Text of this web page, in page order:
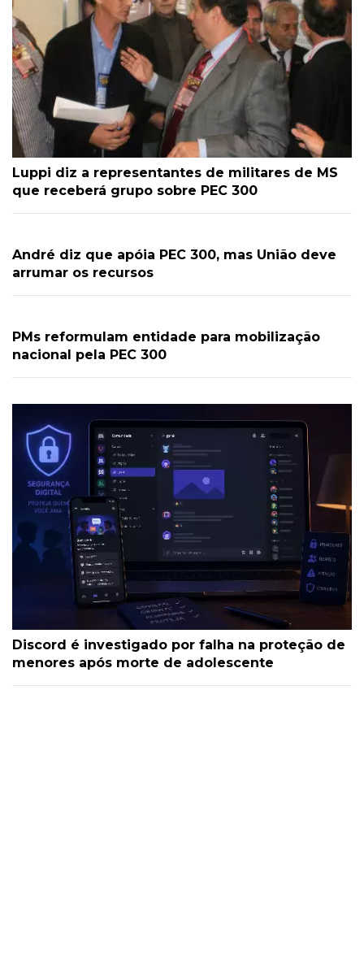
Luppi diz a representantes de militares de MS
que receberá grupo sobre PEC 300
André diz que apóia PEC 300, mas União deve
arrumar os recursos
PMs reformulam entidade para mobilização
nacional pela PEC 300
Discord é investigado por falha na proteção de
menores após morte de adolescente